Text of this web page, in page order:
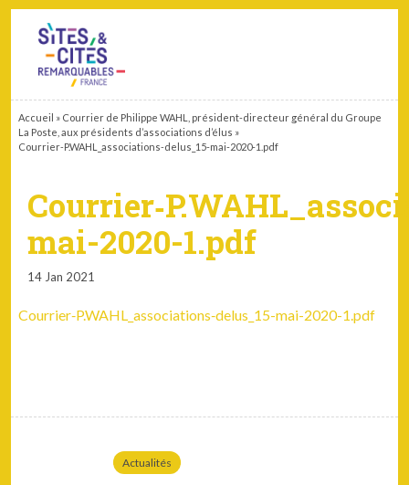
Accueil » Courrier de Philippe WAHL, président-directeur général du Groupe
La Poste, aux présidents d’associations d’élus »
Courrier‑P.WAHL_associations‑delus_15-mai-2020-1.pdf
mai-2020-1.pdf
14 Jan 2021
Courrier‑P.WAHL_associations‑delus_15-mai-2020-1.pdf
Actualités